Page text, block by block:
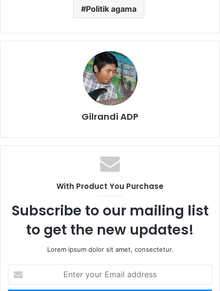
Politik agama
Gilrandi ADP
With Product You Purchase
Subscribe to our mailing list
to get the new updates!
Lorem ipsum dolor sit amet, consectetur.